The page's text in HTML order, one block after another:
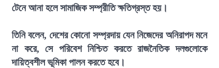
টেনে আনা হলে সামাজিক সম্প্রীতি ক্ষতিগ্রস্ত হয়।
তিনি বলেন, দেশের কোনো সম্প্রদায় যেন নিজেদের অনিরাপদ মনে
না করে, সে পরিবেশ নিশ্চিত করতে রাজনৈতিক দলগুলোকে
দায়িত্বশীল ভূমিকা পালন করতে হবে।